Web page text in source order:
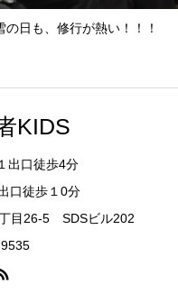
熱い！！！ 仁左衛門の
KIDS
出口徒歩4分
口徒歩１0分
目26-5 SDSビル202